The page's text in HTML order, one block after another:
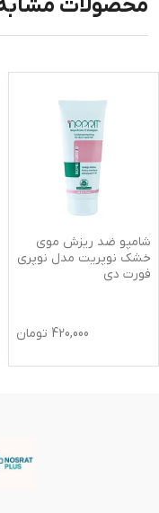
محصولات
شامپو ضد ریزش موی
خشک نوپریت مدل نوپری
فورت دی
420,000 تومان